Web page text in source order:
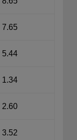
7.65
5.44
1.34
2.60
3.52